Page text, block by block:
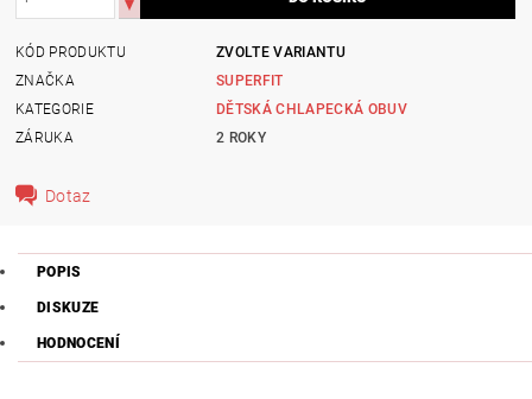
KÓD PRODUKTU
ZVOLTE VARIANTU
ZNAČKA
SUPERFIT
KATEGORIE
DĚTSKÁ CHLAPECKÁ OBUV
ZÁRUKA
2 ROKY
Dotaz
POPIS
DISKUZE
HODNOCENÍ